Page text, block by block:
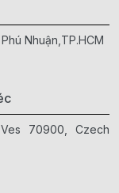
Nhuận,TP.HCM
70900, Czech